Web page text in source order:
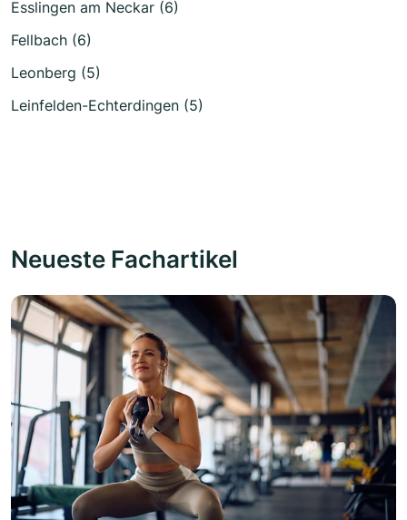
Esslingen am Neckar (6)
Fellbach (6)
Leonberg (5)
Leinfelden-Echterdingen (5)
Neueste Fachartikel